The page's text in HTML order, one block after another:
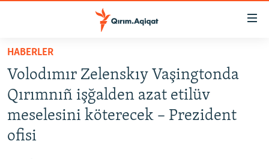
Esas
qaytmaq
Baş
navigatsiyağa
qaytmaq
Qıdıruvğa
HABERLER
İQTİSADİYAT
CEMİYET
HABERLER
Volodımır Zelenskıy Vaşingtonda
Qırımnıñ işğalden azat etilüv
meselesini köterecek – Prezident
ofisi